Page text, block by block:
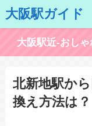
大阪駅ガイド
大阪駅近-おし
北新地駅か
換え方法は？